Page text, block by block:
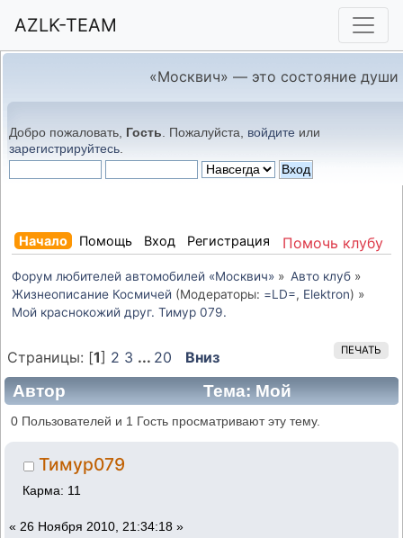
AZLK-TEAM
«Москвич» — это состояние души
Добро пожаловать, Гость . Пожалуйста, войдите или
зарегистрируйтесь
Помочь клубу
Начало Помощь Вход Регистрация
Форум любителей автомобилей «Москвич» » Авто клуб»
Жизнеописание Космичей (Модераторы: =LD=, Elektron) »
Мой краснокожий друг. Тимур 079.
ПЕЧАТЬ
Страницы: [1] 2 3 ... 20 Вниз
Автор
Тема: Мой
краснокожий друг. Тимур 079. (Прочитано
45642 раз)
0 Пользователей и 1 Гость просматривают эту тему.
Тимур079
Карма: 11
« 26 Ноября 2010, 21:34:18 »